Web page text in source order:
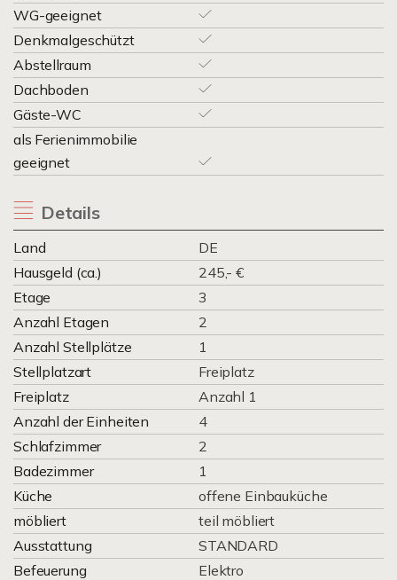
WG-geeignet
Denkmalgeschützt
Abstellraum
Dachboden
Gäste-WC
als Ferienimmobilie
geeignet
Details
Land
DE
Hausgeld (ca.)
245,- €
Etage
3
Anzahl Etagen
2
Anzahl Stellplätze
1
Stellplatzart
Freiplatz
Freiplatz
Anzahl 1
Anzahl der Einheiten
4
Schlafzimmer
2
Badezimmer
1
Küche
offene Einbauküche
möbliert
teil möbliert
Ausstattung
STANDARD
Befeuerung
Elektro